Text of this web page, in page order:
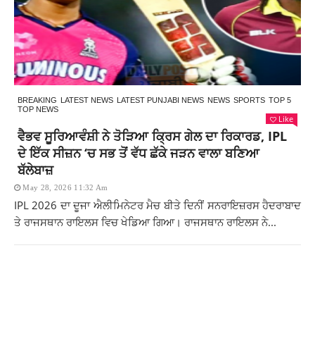
BREAKING LATEST NEWS LATEST PUNJABI NEWS NEWS SPORTS TOP 5
TOP NEWS
Like
ਵੈਭਵ ਸੂਰਿਆਵੰਸ਼ੀ ਨੇ ਤੋੜਿਆ ਕ੍ਰਿਸ ਗੇਲ ਦਾ ਰਿਕਾਰਡ, IPL
ਦੇ ਇੱਕ ਸੀਜ਼ਨ ‘ਚ ਸਭ ਤੋਂ ਵੱਧ ਛੱਕੇ ਜੜਨ ਵਾਲਾ ਬਣਿਆ
ਬੱਲੇਬਾਜ਼
May 28, 2026 11:32 Am
IPL 2026 ਦਾ ਦੂਜਾ ਐਲੀਮਿਨੇਟਰ ਮੈਚ ਬੀਤੇ ਦਿਨੀਂ ਸਨਰਾਇਜ਼ਰਸ ਹੈਦਰਾਬਾਦ
ਤੇ ਰਾਜਸਥਾਨ ਰਾਇਲਸ ਵਿਚ ਖੇਡਿਆ ਗਿਆ। ਰਾਜਸਥਾਨ ਰਾਇਲਸ ਨੇ...